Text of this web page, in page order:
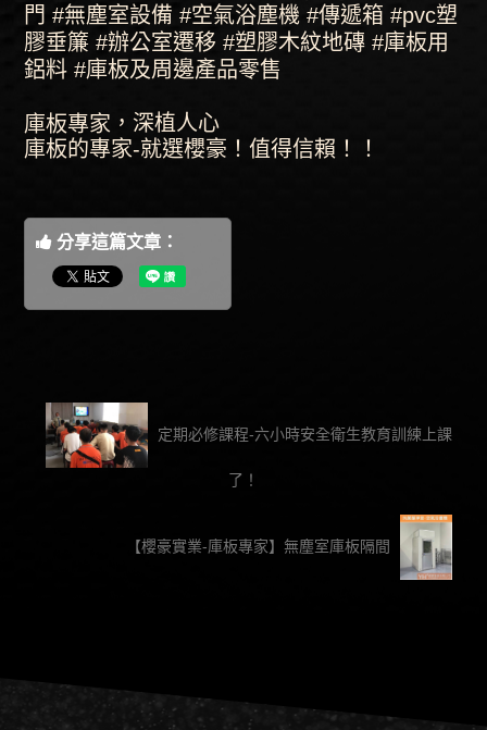
門 #無塵室設備 #空氣浴塵機 #傳遞箱 #pvc塑
膠垂簾 #辦公室遷移 #塑膠木紋地磚 #庫板用
鋁料 #庫板及周邊產品零售
庫板專家 ，深植人心
庫板的專家-就選櫻豪！值得信賴！！
分享這篇文章：
定期必修課程-六小時安全衛生教育訓練上課
了！
【櫻豪實業-庫板專家】無塵室庫板隔間